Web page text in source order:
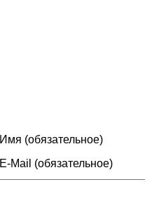
Имя (обязательное)
E-Mail (обязательное)